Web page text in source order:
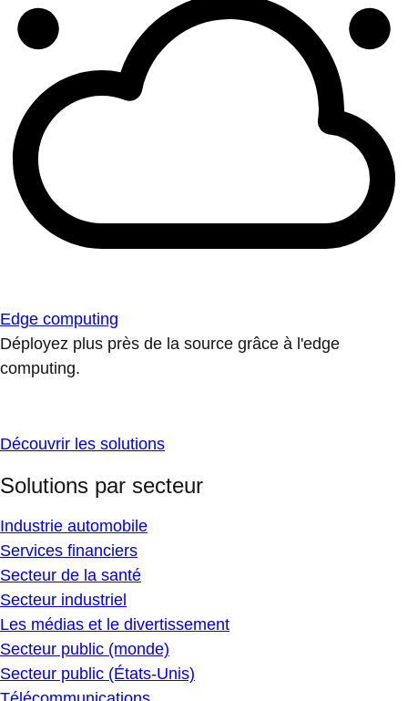
Edge computing
Déployez plus près de la source grâce à l'edge
computing.
Découvrir les solutions
Solutions par secteur
Industrie automobile
Services financiers
Secteur de la santé
Secteur industriel
Les médias et le divertissement
Secteur public (monde)
Secteur public (États-Unis)